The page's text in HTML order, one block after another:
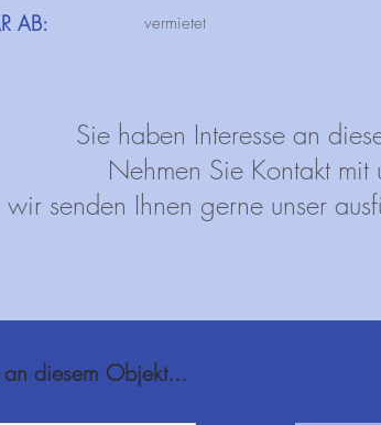
AB: vermietet
Sie haben Interesse an
Nehmen Sie Kontakt mit
wir senden Ihnen gerne unser
an diesem Objekt...